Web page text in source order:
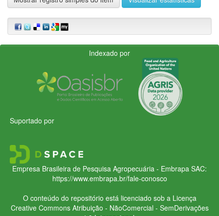
Indexado por
Suportado por
Empresa Brasileira de Pesquisa Agropecuária - Embrapa SAC:
https://www.embrapa.br/fale-conosco
O conteúdo do repositório está licenciado sob a Licença
Creative CommonsAtribuição - NãoComercial - SemDerivações